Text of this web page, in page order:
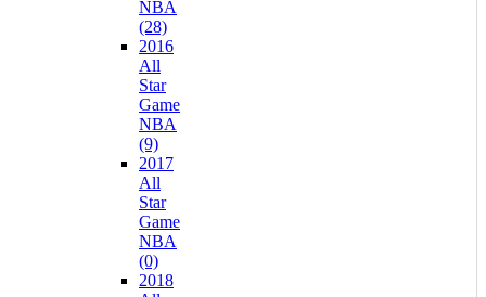
NBA
(28)
2016
All
Star
Game
NBA
(9)
2017
All
Star
Game
NBA
(0)
2018